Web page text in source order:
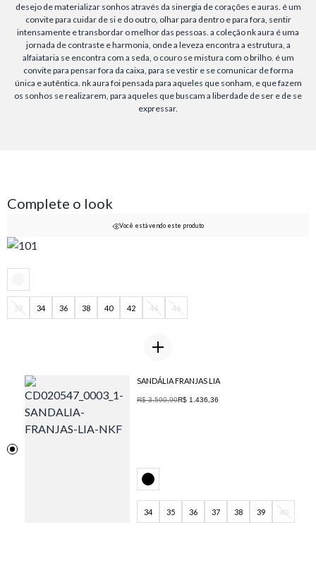
desejo de materializar sonhos através da sinergia de corações e auras. é um
convite para cuidar de si e do outro, olhar para dentro e para fora, sentir
intensamente e transbordar o melhor das pessoas. a coleção nk aura é uma
jornada de contraste e harmonia, onde a leveza encontra a estrutura, a
alfaiataria se encontra com a seda, o couro se mistura com o brilho. é um
convite para pensar fora da caixa, para se vestir e se comunicar de forma
única e autêntica. nk aura foi pensada para aqueles que sonham, e que fazem
os sonhos se realizarem, para aqueles que buscam a liberdade de ser e de se
expressar.
Complete o look
Você está vendo este produto
32 34 36 38 40 42 44 46
SANDÁLIA FRANJAS LIA
R$ 3.590,90R$ 1.436,36
34 35 36 37 38 39 40